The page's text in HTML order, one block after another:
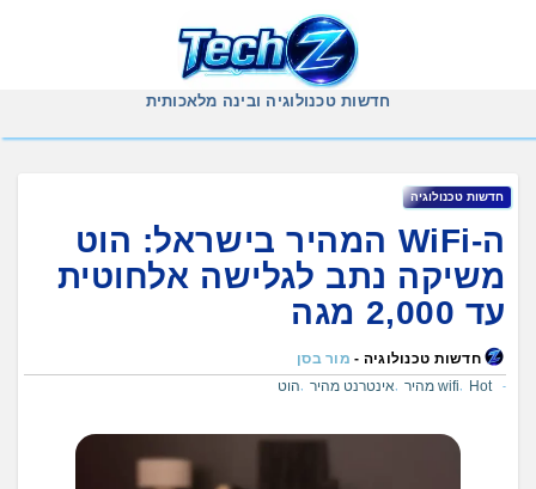
חדשות טכנולוגיה ובינה מלאכותית
חדשות טכנולוגיה
ה-WiFi המהיר בישראל: הוט
משיקה נתב לגלישה אלחוטית
עד 2,000 מגה
חדשות טכנולוגיה - מור בסן
Hot
wifi מהיר אינטרנט מהיר הוט